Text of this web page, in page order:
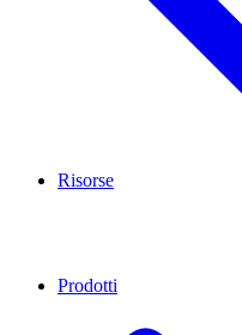
Risorse
Prodotti